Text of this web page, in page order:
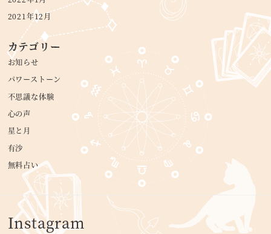
2021年12月
カテゴリー
お知らせ
パワーストーン
不思議な体験
心の声
星と月
有沙
無料占い
Instagram